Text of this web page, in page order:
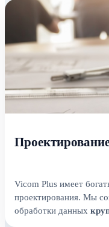
Vicom Plus имеет
проектирования. Мы
обработки данных